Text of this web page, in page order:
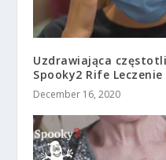
Uzdrawiająca
Spooky2 Rife
December 16, 2020